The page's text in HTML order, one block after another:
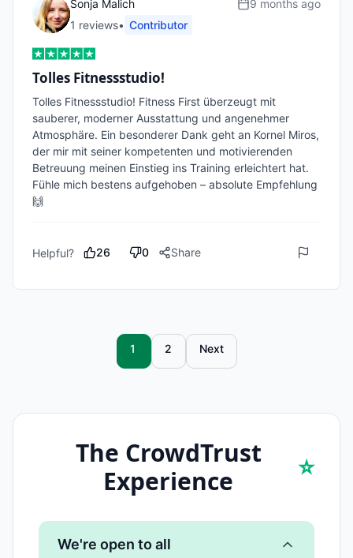
Sonja Malich
1 reviews• Contributor
9 months ago
Tolles Fitnessstudio!
Tolles Fitnessstudio! Fitness First überzeugt mit
sauberer, moderner Ausstattung und angenehmer
Atmosphäre. Ein besonderer Dank geht an Kornel Miros,
der mir mit seiner kompetenten und motivierenden
Betreuung meinen Einstieg ins Training erleichtert hat.
Fühle mich bestens aufgehoben – absolute Empfehlung
🙌
Helpful? 26 0 Share
1 2 Next
The CrowdTrust
Experience
⭐
We're open to all